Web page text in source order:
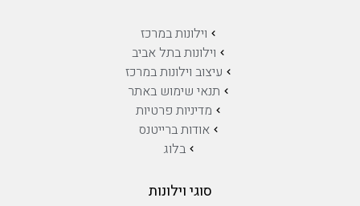
וילונות במרכז
וילונות בתל אביב
עיצוב וילונות במרכז
תנאי שימוש באתר
מדיניות פרטיות
אודות ברייטנס
בלוג
סוגי וילונות